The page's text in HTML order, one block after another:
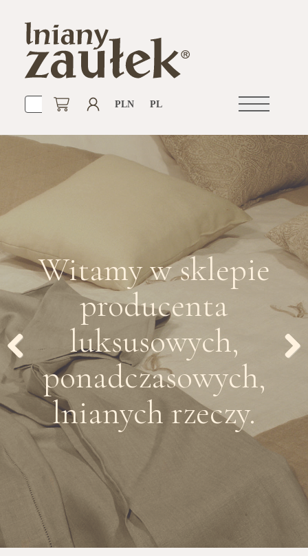
Otwórz
PLN PL
Witamy w sklepie
producenta
luksusowych,
ponadczasowych,
lnianych rzeczy.
Previous